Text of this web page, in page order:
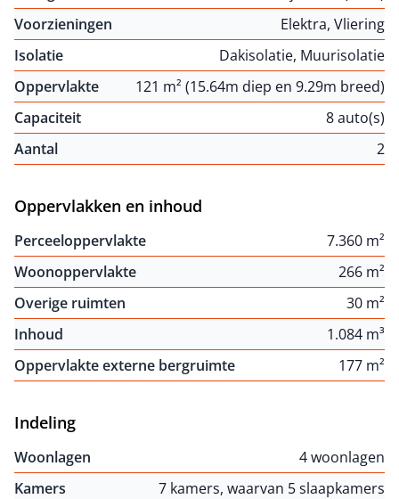
Voorzieningen
Elektra, Vliering
Isolatie
Dakisolatie, Muurisolatie
Oppervlakte
121 m² (15.64m diep en 9.29m breed)
Capaciteit
8 auto(s)
Aantal
2
Oppervlakken en inhoud
Perceeloppervlakte
7.360 m²
Woonoppervlakte
266 m²
Overige ruimten
30 m²
Inhoud
1.084 m³
Oppervlakte externe bergruimte
177 m²
Indeling
Woonlagen
4 woonlagen
Kamers
7 kamers, waarvan 5 slaapkamers